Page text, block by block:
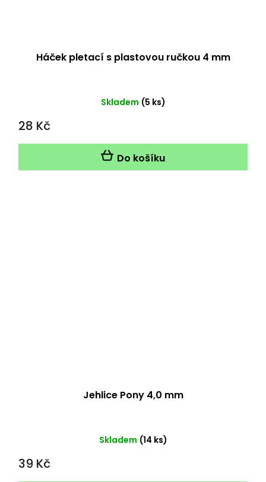
Háček pletací s plastovou ručkou 4 mm
Skladem (5 ks)
28 Kč
Do košíku
Jehlice Pony 4,0 mm
Skladem (14 ks)
39 Kč